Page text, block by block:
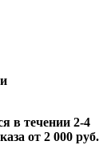
в течении 2-4
от 2 000 руб.